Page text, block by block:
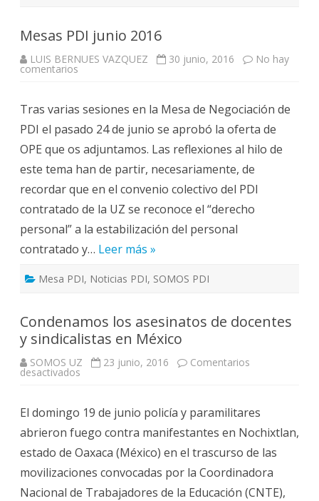
Mesas PDI junio 2016
LUIS BERNUES VAZQUEZ 30 junio, 2016 No hay
comentarios
2016
Tras varias sesiones en la Mesa de Negociación de
PDI el pasado 24 de junio se aprobó la oferta de
OPE que os adjuntamos. Las reflexiones al hilo de
este tema han de partir, necesariamente, de
recordar que en el convenio colectivo del PDI
contratado de la UZ se reconoce el “derecho
personal” a la estabilización del personal
contratado y… Leer más »
Mesa PDI, Noticias PDI, SOMOS PDI
Condenamos los asesinatos de docentes
y sindicalistas en México
SOMOS UZ 23 junio, 2016 Comentarios
desactivados
de
docentes
y
sindicalistas
en
México
El domingo 19 de junio policía y paramilitares
abrieron fuego contra manifestantes en Nochixtlan,
estado de Oaxaca (México) en el trascurso de las
movilizaciones convocadas por la Coordinadora
Nacional de Trabajadores de la Educación (CNTE),